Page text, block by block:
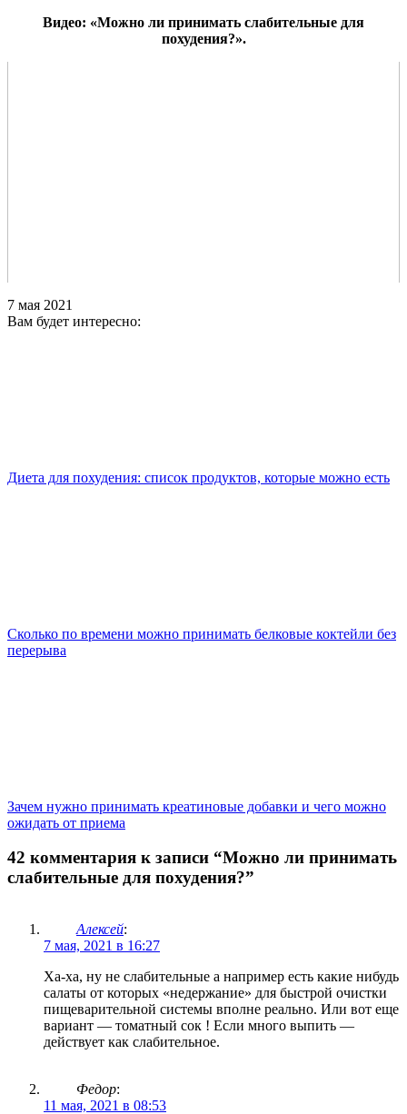
Видео: «Можно ли принимать слабительные для
похудения?».
7 мая 2021
Вам будет интересно:
Диета для похудения: список продуктов, которые можно есть
Сколько по времени можно принимать белковые коктейли без
перерыва
Зачем нужно принимать креатиновые добавки и чего можно
ожидать от приема
42 комментария к записи “Можно ли принимать
слабительные для похудения?”
Алексей:
7 мая, 2021 в 16:27
Ха-ха, ну не слабительные а например есть какие нибудь
салаты от которых «недержание» для быстрой очистки
пищеварительной системы вполне реально. Или вот еще
вариант — томатный сок ! Если много выпить —
действует как слабительное.
Федор:
11 мая, 2021 в 08:53